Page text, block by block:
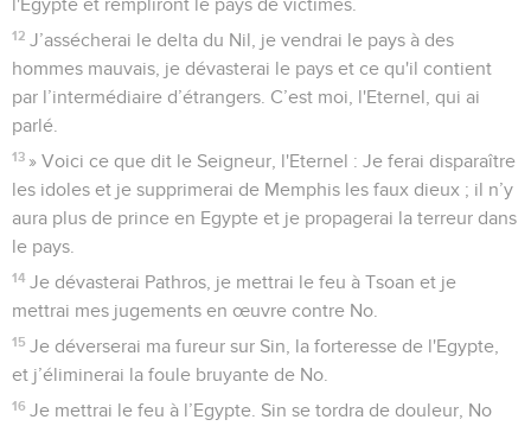
l'Egypte et rempliront le pays de victimes.
12 J’assécherai le delta du Nil, je vendrai le pays à des
hommes mauvais, je dévasterai le pays et ce qu'il contient
par l’intermédiaire d’étrangers. C’est moi, l'Eternel, qui ai
parlé.
13 » Voici ce que dit le Seigneur, l'Eternel : Je ferai disparaître
les idoles et je supprimerai de Memphis les faux dieux ; il n’y
aura plus de prince en Egypte et je propagerai la terreur dans
le pays.
14 Je dévasterai Pathros, je mettrai le feu à Tsoan et je
mettrai mes jugements en œuvre contre No.
15 Je déverserai ma fureur sur Sin, la forteresse de l'Egypte,
et j’éliminerai la foule bruyante de No.
16 Je mettrai le feu à l’Egypte. Sin se tordra de douleur, No